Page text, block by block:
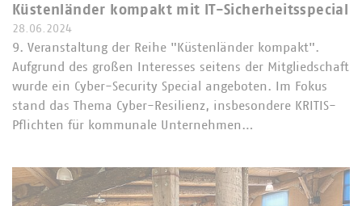
Küstenländer kompakt mit IT-Sicherheitsspecial
28.06.2024
9. Veranstaltung der Reihe "Küstenländer kompakt".
Aufgrund des großen Interesses seitens der Mitgliedschaft
wurde ein Cyber-Security Special angeboten. Im Fokus
stand das Thema Cyber-Resilienz, insbesondere KRITIS-
Pflichten für kommunale Unternehmen…